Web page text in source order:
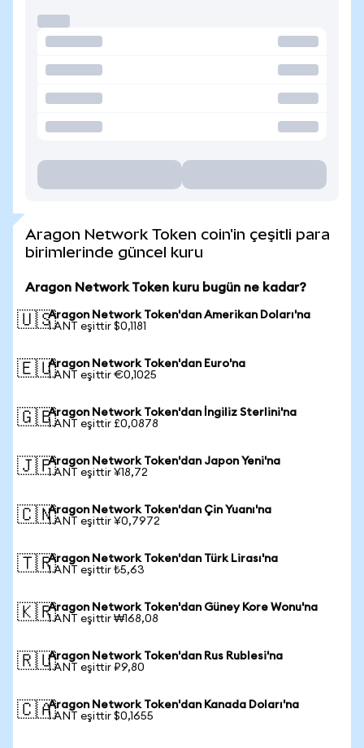
Aragon Network Token coin'in çeşitli para
birimlerinde güncel kuru
Aragon Network Token kuru bugün ne kadar?
🇺🇸Aragon Network Token'dan Amerikan Doları'na
1 ANT eşittir $0,1181
🇪🇺Aragon Network Token'dan Euro'na
1 ANT eşittir €0,1025
🇬🇧Aragon Network Token'dan İngiliz Sterlini'na
1 ANT eşittir £0,0878
🇯🇵Aragon Network Token'dan Japon Yeni'na
1 ANT eşittir ¥18,72
🇨🇳Aragon Network Token'dan Çin Yuanı'na
1 ANT eşittir ¥0,7972
🇹🇷Aragon Network Token'dan Türk Lirası'na
1 ANT eşittir ₺5,63
🇰🇷Aragon Network Token'dan Güney Kore Wonu'na
1 ANT eşittir ₩168,08
🇷🇺Aragon Network Token'dan Rus Rublesi'na
1 ANT eşittir ₽9,80
🇨🇦Aragon Network Token'dan Kanada Doları'na
1 ANT eşittir $0,1655